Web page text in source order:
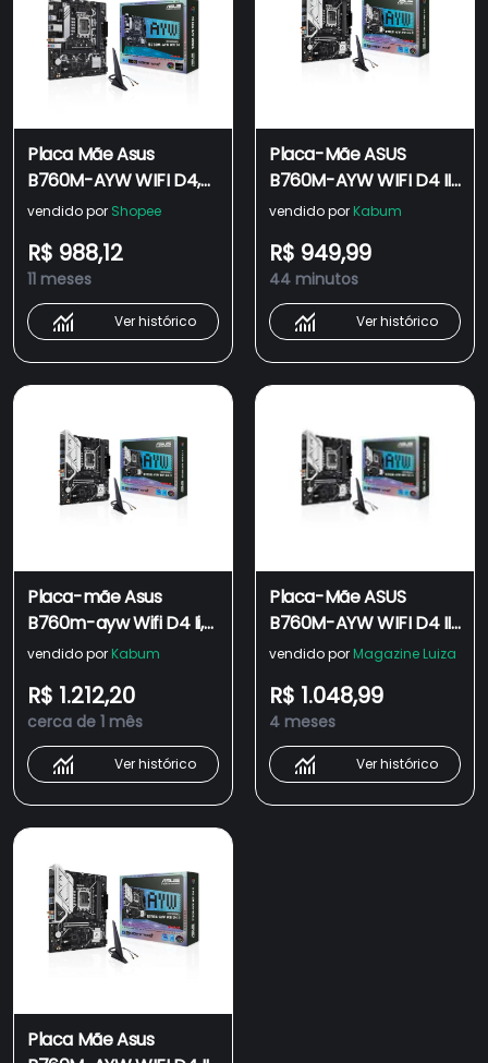
Placa Mãe Asus
B760M-AYW WIFI D4,
Chipset B760, Intel LGA
90MB1EA0-M1EAY0
vendido por Shopee
R$ 988,12
11 meses
Ver histórico
Placa-Mãe ASUS
B760M-AYW WIFI D4 II,
Intel LGA 1700, mATX,
90MB1MG0-M0EAY0
vendido por Kabum
R$ 949,99
44 minutos
Ver histórico
Placa-mãe Asus
B760m-ayw Wifi D4 Ii,
Intel LGA 1700, Matx,
90mb1mg0-m0eay0
vendido por Kabum
R$ 1.212,20
cerca de 1 mês
Ver histórico
Placa-Mãe ASUS
B760M-AYW WIFI D4 II,
Intel LGA 1700, mATX,
90MB1MG0-M0EAY0
vendido por Magazine Luiza
R$ 1.048,99
4 meses
Ver histórico
Placa Mãe Asus